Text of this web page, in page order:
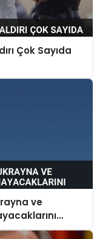
Çok Sayıda
ve